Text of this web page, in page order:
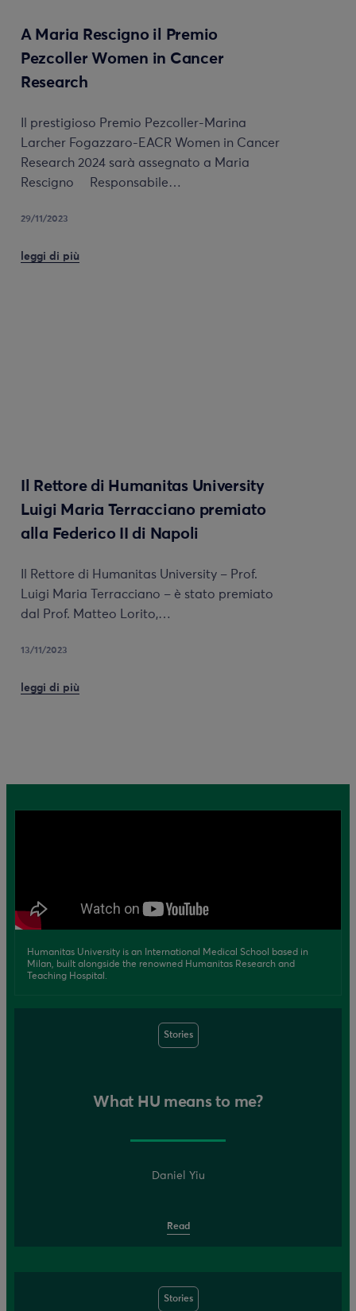
A Maria Rescigno il Premio
Pezcoller Women in Cancer
Research
Il prestigioso Premio Pezcoller-Marina
Larcher Fogazzaro-EACR Women in Cancer
Research 2024 sarà assegnato a Maria
Rescigno Responsabile…
29/11/2023
leggi di più
Il Rettore di Humanitas University
Luigi Maria Terracciano premiato
alla Federico II di Napoli
Il Rettore di Humanitas University – Prof.
Luigi Maria Terracciano – è stato premiato
dal Prof. Matteo Lorito,…
13/11/2023
leggi di più
Humanitas University is an International Medical School based in
Milan, built alongside the renowned Humanitas Research and
Teaching Hospital.
Stories
What HU means to me?
Daniel Yiu
Read
Stories